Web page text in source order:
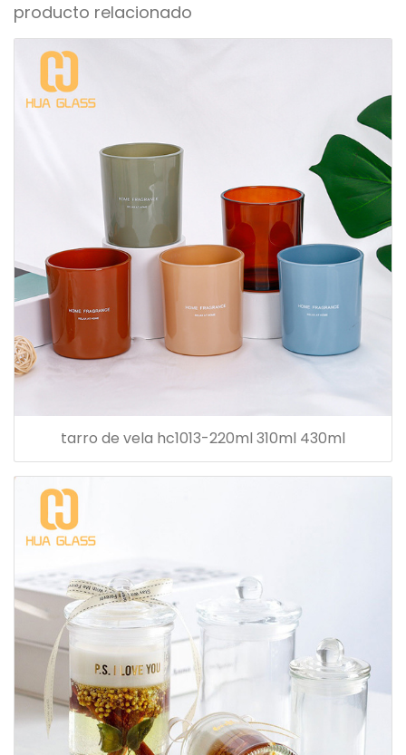
producto relacionado
tarro de vela hc1013-220ml 310ml 430ml